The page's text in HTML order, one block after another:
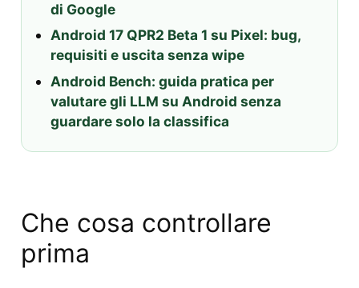
di Google
Android 17 QPR2 Beta 1 su Pixel: bug,
requisiti e uscita senza wipe
Android Bench: guida pratica per
valutare gli LLM su Android senza
guardare solo la classifica
Che cosa controllare
prima